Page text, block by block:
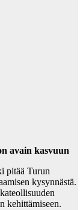
avain kasvuun
pitää Turun
kysynnästä.
kehittämiseen.